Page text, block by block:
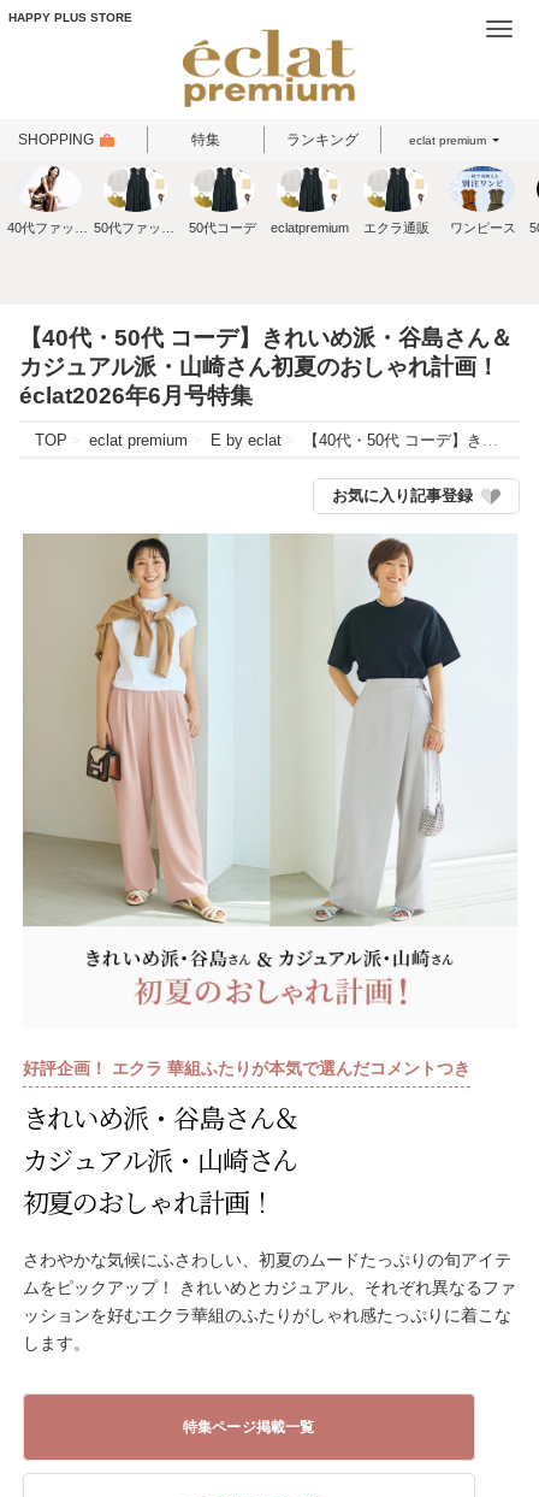
HAPPY PLUS STORE
SHOPPING 特集 ランキング eclat premium
50代コーデ eclatpremium エクラ通販 ワンピース
【40代・50代 コーデ】きれいめ派・谷島さん＆
カジュアル派・山崎さん初夏のおしゃれ計画！
éclat2026年6月号特集
TOP eclat premium E by eclat 【40代・50代 コーデ】きれいめ派・谷島さん＆カジュアル派・山崎さん初夏のおしゃれ計画！ éclat2026年6月号特集
お気に入り記事登録
好評企画！ エクラ 華組ふたりが本気で選んだコメントつき
きれいめ派・谷島さん＆
カジュアル派・山崎さん
初夏のおしゃれ計画！
さわやかな気候にふさわしい、初夏のムードたっぷりの旬アイテ
ムをピックアップ！ きれいめとカジュアル、それぞれ異なるファ
ッションを好むエクラ華組のふたりがしゃれ感たっぷりに着こな
します。
特集ページ掲載一覧